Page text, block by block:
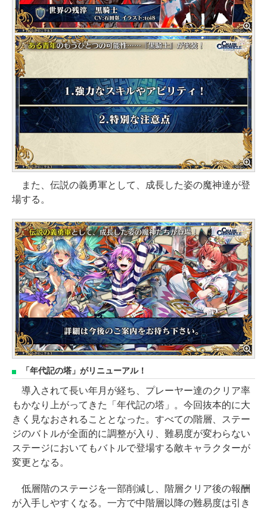
また、伝説の義勇軍として、成長した姿の魔神達が登
場する。
「年代記の塔」がリニューアル！
導入されて長い年月が経ち、プレーヤー達のクリア率
もかなり上がってきた「年代記の塔」。今回抜本的に大
きく見なおされることとなった。すべての階層、ステー
ジのバトルが全面的に調整が入り、難易度が変わらない
ステージにおいてもバトルで登場する敵キャラクターが
変更となる。
低層階のステージを一部削減し、階層クリア後の報酬
が入手しやすくなる。一方で中階層以降の難易度は引き